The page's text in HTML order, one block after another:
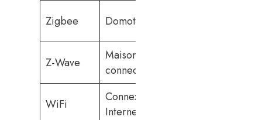
Zigbee Domotique
Z-Wave
Maison
connectée
WiFi
Connexion
Internet